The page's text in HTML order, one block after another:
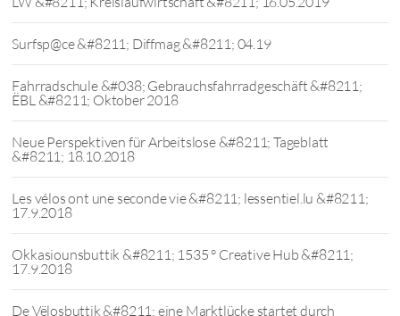
Surfsp@ce &#8211; Diffmag &#8211; 04.19
Fahrradschule &#038; Gebrauchsfahrradgeschäft &#8211;
ËBL &#8211; Oktober 2018
Neue Perspektiven für Arbeitslose &#8211; Tageblatt
&#8211; 18.10.2018
Les vélos ont une seconde vie &#8211; lessentiel.lu &#8211;
17.9.2018
Okkasiounsbuttik &#8211; 1535 ° Creative Hub &#8211;
17.9.2018
De Vëlosbuttik &#8211; eine Marktlücke startet durch